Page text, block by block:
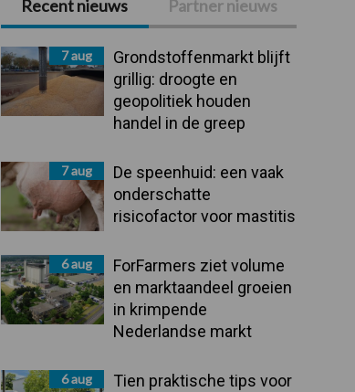
Primaire
Sidebar
Recent nieuws Partner nieuws
7 aug
Grondstoffenmarkt blijft
grillig: droogte en
geopolitiek houden
handel in de greep
7 aug
De speenhuid: een vaak
onderschatte
risicofactor voor mastitis
6 aug
ForFarmers ziet volume
en marktaandeel groeien
in krimpende
Nederlandse markt
6 aug
Tien praktische tips voor